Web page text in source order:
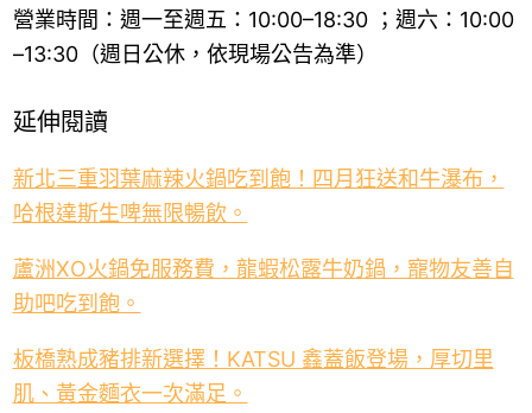
營業時間：週一至週五：10:00–18:30 ；週六：10:00
–13:30（週日公休，依現場公告為準）
延伸閱讀
新北三重羽葉麻辣火鍋吃到飽！四月狂送和牛瀑布，
哈根達斯生啤無限暢飲。
蘆洲XO火鍋免服務費，龍蝦松露牛奶鍋，寵物友善自
助吧吃到飽。
板橋熟成豬排新選擇！KATSU 鑫蓋飯登場，厚切里
肌、黃金麵衣一次滿足。